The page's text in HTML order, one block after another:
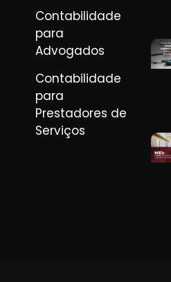
Contabilidade
para
Advogados
Contabilidade
para
Prestadores de
Serviços